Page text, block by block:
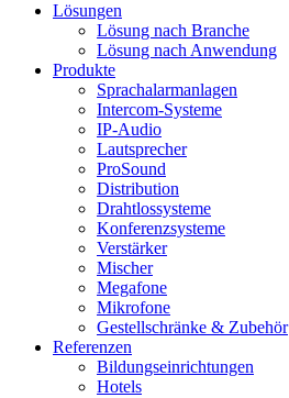
Lösungen
Lösung nach Branche
Lösung nach Anwendung
Produkte
Sprachalarmanlagen
Intercom-Systeme
IP-Audio
Lautsprecher
ProSound
Distribution
Drahtlossysteme
Konferenzsysteme
Verstärker
Mischer
Megafone
Mikrofone
Gestellschränke & Zubehör
Referenzen
Bildungseinrichtungen
Hotels